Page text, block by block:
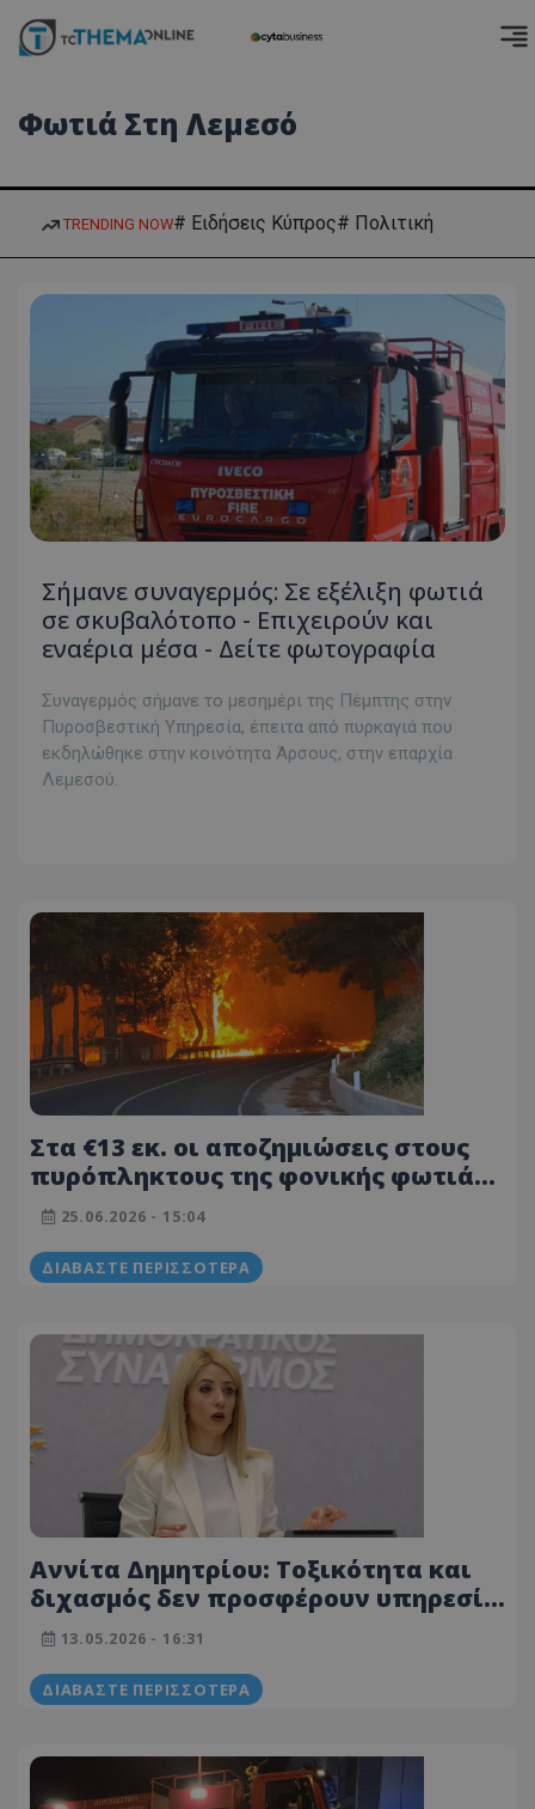
Φωτιά Στη Λεμεσό
TRENDING NOW# Ειδήσεις Κύπρος# Πολιτική
Σήμανε συναγερμός: Σε εξέλιξη φωτιά
σε σκυβαλότοπο - Επιχειρούν και
εναέρια μέσα - Δείτε φωτογραφία
Συναγερμός σήμανε το μεσημέρι της Πέμπτης στην
Πυροσβεστική Υπηρεσία, έπειτα από πυρκαγιά που
εκδηλώθηκε στην κοινότητα Άρσους, στην επαρχία
Λεμεσού.
Στα €13 εκ. οι αποζημιώσεις στους
πυρόπληκτους της φονικής φωτιάς
στη Λεμεσό
25.06.2026 - 15:04
ΔΙΑΒΆΣΤΕ ΠΕΡΙΣΣΌΤΕΡΑ
Αννίτα Δημητρίου: Τοξικότητα και
διχασμός δεν προσφέρουν υπηρεσία
στον τόπο
13.05.2026 - 16:31
ΔΙΑΒΆΣΤΕ ΠΕΡΙΣΣΌΤΕΡΑ